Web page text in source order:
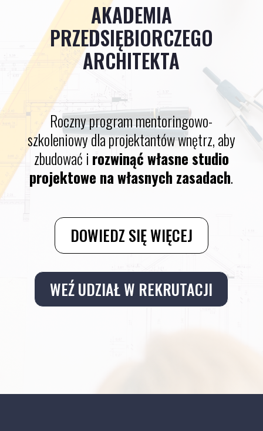
AKADEMIA
PRZEDSIĘBIORCZEGO
ARCHITEKTA
Roczny program mentoringowo-
szkoleniowy dla projektantów wnętrz, aby
zbudować i rozwinąć własne studio
projektowe na własnych zasadach.
DOWIEDZ SIĘ WIĘCEJ
WEŹ UDZIAŁ W REKRUTACJI